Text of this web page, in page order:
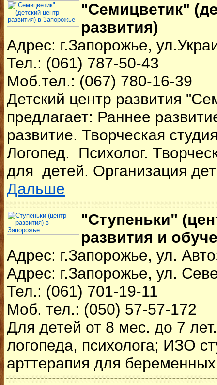
"Семицветик"
развития)
Адрес: г.Запорожье,
Тел.: (061) 787-50-43
Моб.тел.: (067) 780-16-39
Детский центр развития
предлагает: Раннее
развитие. Творческая
Логопед. Психолог.
для детей. Организация
Дальше
"Ступеньки"
развития и
Адрес: г.Запорожье, ул.
Адрес: г.Запорожье, ул.
Тел.: (061) 701-19-11
Моб. тел.: (050) 57-57-172
Для детей от 8 мес. до 7
логопеда, психолога; ИЗО
арттерапия для